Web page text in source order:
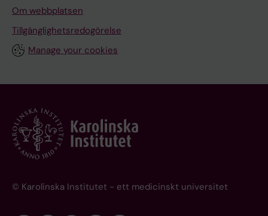
Om webbplatsen
Tillgänglighetsredogörelse
Manage your cookies
© Karolinska Institutet - ett medicinskt universitet